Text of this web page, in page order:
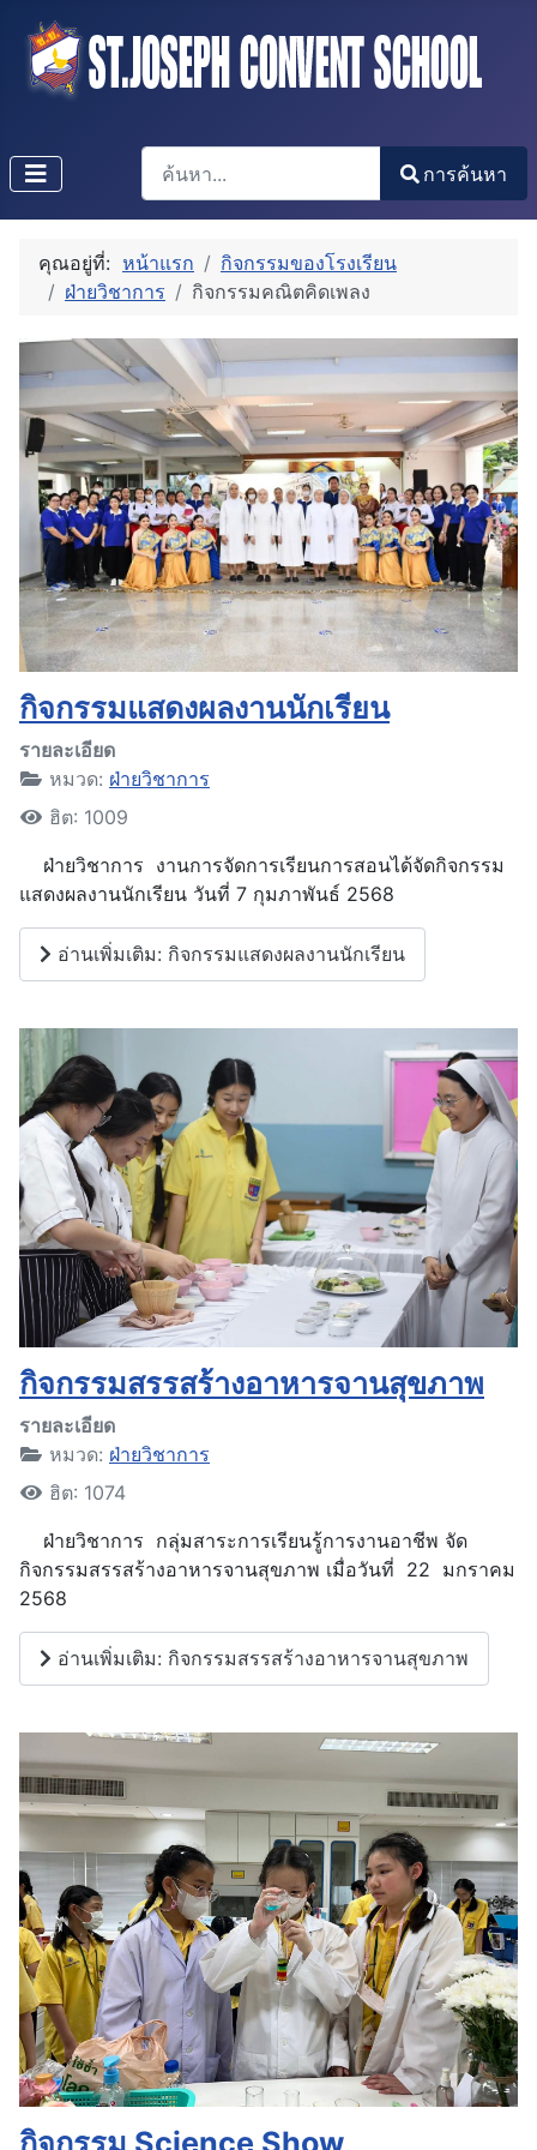
การค้นหา
Type 2 or more characters for results.
การค้นหา
คุณอยู่ที่: หน้าแรก
กิจกรรมของโรงเรียน
ฝ่ายวิชาการ
กิจกรรมคณิตคิดเพลง
กิจกรรมแสดงผลงานนักเรียน
รายละเอียด
หมวด: ฝ่ายวิชาการ
ฮิต: 1009
ฝ่ายวิชาการ งานการจัดการเรียนการสอนได้จัดกิจกรรม
แสดงผลงานนักเรียน วันที่ 7 กุมภาพันธ์ 2568
อ่านเพิ่มเติม: กิจกรรมแสดงผลงานนักเรียน
กิจกรรมสรรสร้างอาหารจานสุขภาพ
รายละเอียด
หมวด: ฝ่ายวิชาการ
ฮิต: 1074
ฝ่ายวิชาการ กลุ่มสาระการเรียนรู้การงานอาชีพ จัด
กิจกรรมสรรสร้างอาหารจานสุขภาพ เมื่อวันที่ 22 มกราคม
2568
อ่านเพิ่มเติม: กิจกรรมสรรสร้างอาหารจานสุขภาพ
กิจกรรม Science Show